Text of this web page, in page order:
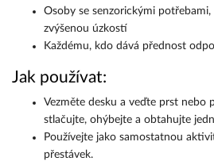
Osoby se senzorickými
zvýšenou úzkostí
Každému, kdo dává přednost
Jak používat:
Vezměte desku a veďte prst nebo
stlačujte, ohýbejte a obtahujte
Používejte jako samostatnou
přestávek.